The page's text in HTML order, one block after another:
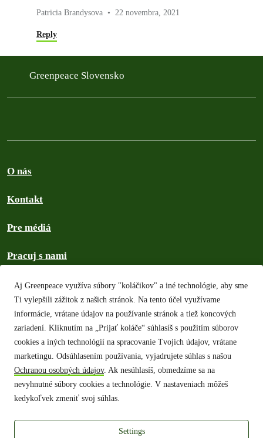
Aj Greenpeace využíva súbory "koláčikov" a iné technológie, aby sme
Ti vylepšili zážitok z našich stránok. Na tento účel využívame
informácie, vrátane údajov na používanie stránok a tiež koncových
zariadení. Kliknutím na „Prijať koláče“ súhlasíš s použitím súborov
cookies a iných technológií na spracovanie Tvojich údajov, vrátane
marketingu. Odsúhlasením používania, vyjadrujete súhlas s našou
Ochranou osobných údajov. Ak nesúhlasíš, obmedzíme sa na
nevyhnutné súbory cookies a technológie. V nastaveniach môžeš
kedykoľvek zmeniť svoj súhlas.
Settings
Patricia Brandysova 22 novembra, 2021
Reply
Greenpeace Slovensko
O nás
Kontakt
Pre médiá
Pracuj s nami
Mapa stránok
Ochrana osobných údajov
Autorské práva
Všeobecné podmienky
Pravidlá našej komunity
Hľadať v archíve